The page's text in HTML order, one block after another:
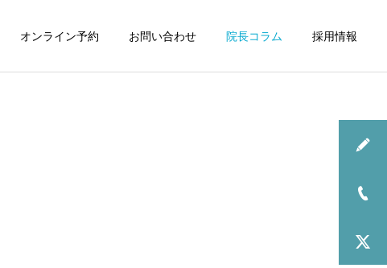
オンライン予約 お問い合わせ 院長コラム 採用情報